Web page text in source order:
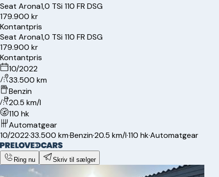
Seat Arona1,0 TSi 110 FR DSG
179.900 kr
Kontantpris
Seat Arona1,0 TSi 110 FR DSG
179.900 kr
Kontantpris
10/2022
33.500 km
Benzin
20.5 km/l
110 hk
Automatgear
10/2022·33.500 km·Benzin·20.5 km/l·110 hk·Automatgear
Ring nu Skriv til sælger